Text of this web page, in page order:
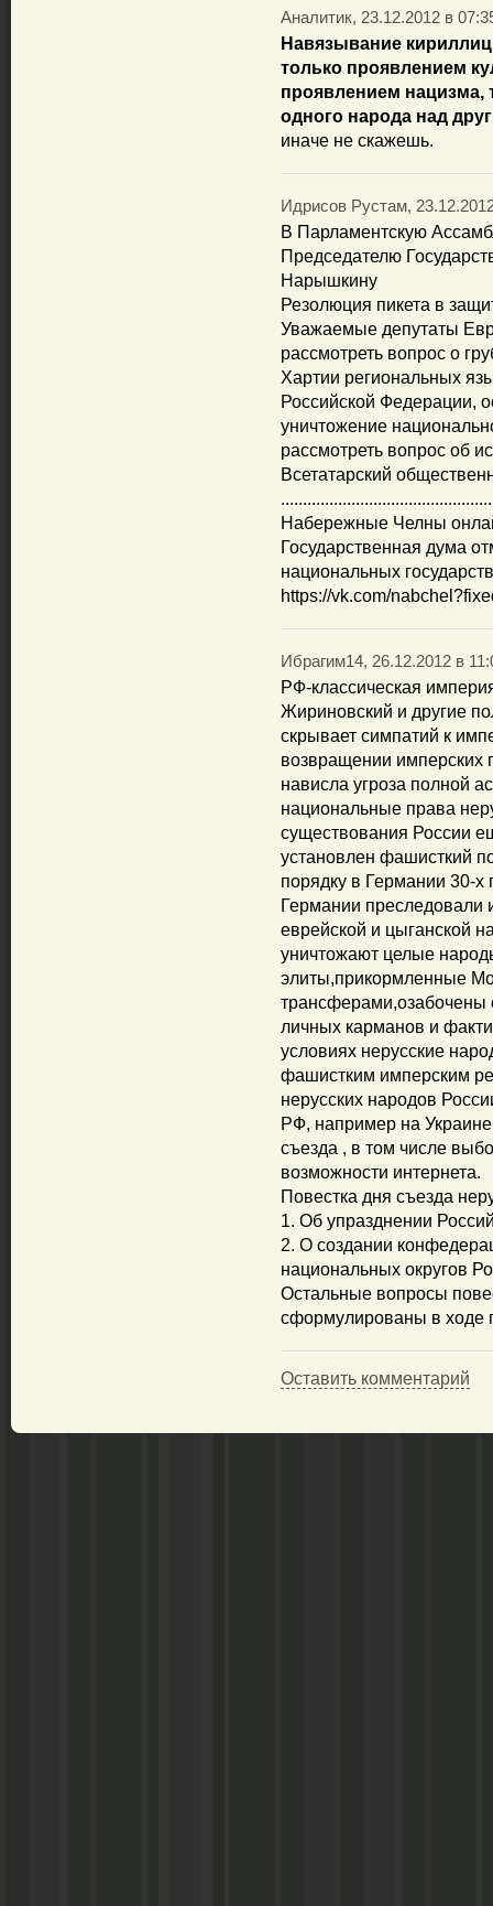
Аналитик, 23.12.2012 в
Навязывание
только проявлением
проявлением нацизма,
одного народа над
иначе не скажешь.
Идрисов Рустам,
В Парламентскую
Председателю
Нарышкину
Резолюция пикета в
Уважаемые депутаты
рассмотреть вопрос о
Хартии региональных
Российской Федерации,
уничтожение
рассмотреть вопрос об
Всетатарский
Набережные Челны
Государственная дума
национальных
https://vk.com/
Ибрагим14, 26.12.2012 в
РФ-классическая
Жириновский и другие
скрывает симпатий к
возвращении имперских
нависла угроза полной
национальные права
существования России
установлен фашисткий
порядку в Германии 30-
Германии преследовали
еврейской и цыганской
уничтожают целые
элиты,прикормленные
трансферами,озабочены
личных карманов и
условиях нерусские
фашистким имперским
нерусских народов
РФ, например на
съезда , в том числе
возможности интернета.
Повестка дня съезда
1. Об упразднении
2. О создании
национальных округов
Остальные вопросы
сформулированы в ходе
Оставить комментарий